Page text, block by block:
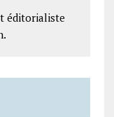
éditorialiste